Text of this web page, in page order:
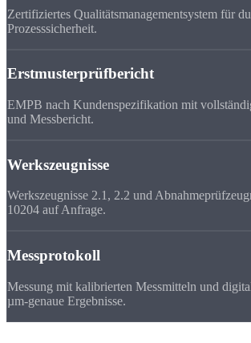
Zertifiziertes Qualitätsmanagementsystem für
Prozesssicherheit.
Erstmusterprüfbericht
EMPB nach Kundenspezifikation mit
und Messbericht.
Werkszeugnisse
Werkszeugnisse 2.1, 2.2 und
10204 auf Anfrage.
Messprotokoll
Messung mit kalibrierten Messmitteln und
µm-genaue Ergebnisse.